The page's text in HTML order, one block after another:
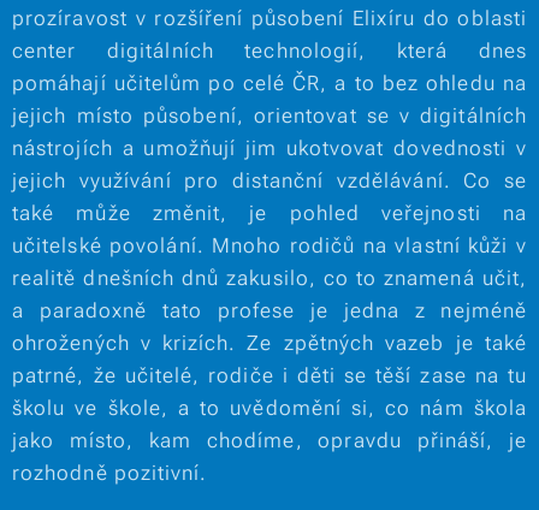
prozíravost v rozšíření působení Elixíru do oblasti
center digitálních technologií, která dnes
pomáhají učitelům po celé ČR, a to bez ohledu na
jejich místo působení, orientovat se v digitálních
nástrojích a umožňují jim ukotvovat dovednosti v
jejich využívání pro distanční vzdělávání. Co se
také může změnit, je pohled veřejnosti na
učitelské povolání. Mnoho rodičů na vlastní kůži v
realitě dnešních dnů zakusilo, co to znamená učit,
a paradoxně tato profese je jedna z nejméně
ohrožených v krizích. Ze zpětných vazeb je také
patrné, že učitelé, rodiče i děti se těší zase na tu
školu ve škole, a to uvědomění si, co nám škola
jako místo, kam chodíme, opravdu přináší, je
rozhodně pozitivní.